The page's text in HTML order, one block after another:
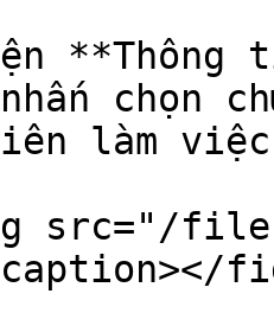
chọn
làm
src="/files/